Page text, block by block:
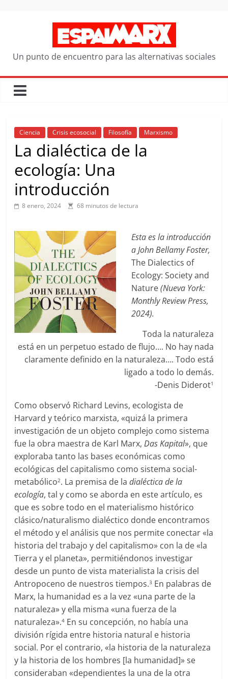
Un punto de encuentro para las alternativas sociales
Ciencia Crisis ecosocial Filosofía Marxismo
La dialéctica de la
ecología: Una
introducción
8 enero, 2024 68 minutos de lectura
Esta es la introducción
a John Bellamy Foster,
The Dialectics of
Ecology: Society and
Nature(Nueva York:
Monthly Review Press,
2024).
Toda la naturaleza
está en un perpetuo estado de flujo…. No hay nada
claramente definido en la naturaleza…. Todo está
ligado a todo lo demás.
-Denis Diderot1
Como observó Richard Levins, ecologista de
Harvard y teórico marxista, «quizá la primera
investigación de un objeto complejo como sistema
fue la obra maestra de Karl Marx,Das Kapital», que
exploraba tanto las bases económicas como
ecológicas del capitalismo como sistema social-
metabólico2. La premisa de ladialéctica de la
ecología, tal y como se aborda en este artículo, es
que es sobre todo en el materialismo histórico
clásico/naturalismo dialéctico donde encontramos
el método y el análisis que nos permite conectar «la
historia del trabajo y del capitalismo» con la de «la
Tierra y el planeta», permitiéndonos investigar
desde un punto de vista materialista la crisis del
Antropoceno de nuestros tiempos.3 En palabras de
Marx, la humanidad es a la vez «una parte de la
naturaleza» y ella misma «una fuerza de la
naturaleza».4 En su concepción, no había una
división rígida entre historia natural e historia
social. Por el contrario, «la historia de la naturaleza
y la historia de los hombres [la humanidad]» se
consideraban «dependientes la una de la otra